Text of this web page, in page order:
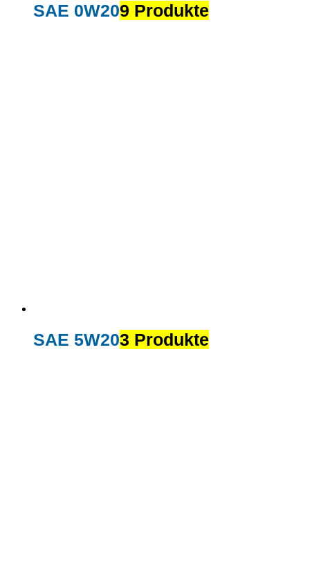
SAE 0W209 Produkte
SAE 5W203 Produkte